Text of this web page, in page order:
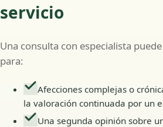
servicio
Una consulta con especialista
para:
Afecciones complejas o
la valoración continuada por un
Una segunda opinión sobre